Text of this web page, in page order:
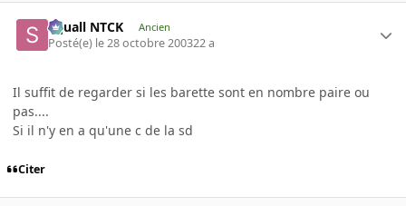
Squall NTCK Ancien
Posté(e) le 28 octobre 200322 a
Il suffit de regarder si les barette sont en nombre paire ou
pas....
Si il n'y en a qu'une c de la sd
Citer